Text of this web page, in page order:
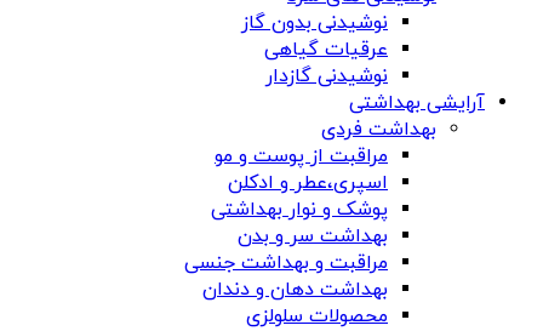
نوشیدنی بدون گاز
عرقیات گیاهی
نوشیدنی گازدار
آرایشی بهداشتی
بهداشت فردی
مراقبت از پوست و مو
اسپری،عطر و ادکلن
پوشک و نوار بهداشتی
بهداشت سر و بدن
مراقبت و بهداشت جنسی
بهداشت دهان و دندان
محصولات سلولزی